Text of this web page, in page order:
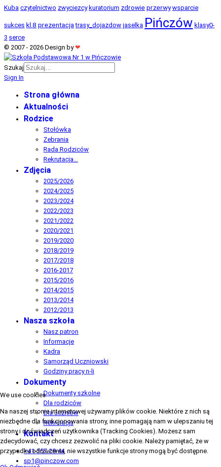
Kuba czytelnictwo zwyciezcy kuratorium zdrowie przerwy wsparcie
sukces kl.8 prezentacja trasy_dojazdow jaselka Pińczów klasy0-
3 serce
© 2007 - 2026 Design by❤
Szukaj
Sign In
Strona główna
Aktualności
Rodzice
Stołówka
Zebrania
Rada Rodziców
Rekrutacja...
Zdjęcia
2025/2026
2024/2025
2023/2024
2022/2023
2021/2022
2020/2021
2019/2020
2018/2019
2017/2018
2016-2017
2015/2016
2014/2015
2013/2014
2012/2013
Nasza szkoła
Nasz patron
Informacje
Kadra
Samorząd Uczniowski
Godziny pracy n-li
Dokumenty
Dokumenty szkolne
Dla rodziców
Dla uczniów
Rekrutacja
Kontakt
+41-357-28-44
sp1@pinczow.com
We use cookies
Na naszej stronie internetowej używamy plików cookie. Niektóre z nich są
niezbędne dla funkcjonowania strony, inne pomagają nam w ulepszaniu tej
strony i doświadczeń użytkownika (Tracking Cookies). Możesz sam
zdecydować, czy chcesz zezwolić na pliki cookie. Należy pamiętać, że w
przypadku odrzucenia, nie wszystkie funkcje strony mogą być dostępne.